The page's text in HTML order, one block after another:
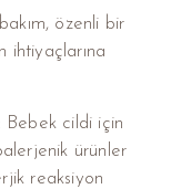
özenli bir
ihtiyaçlarına
Bebek cildi için
ürünler
reaksiyon